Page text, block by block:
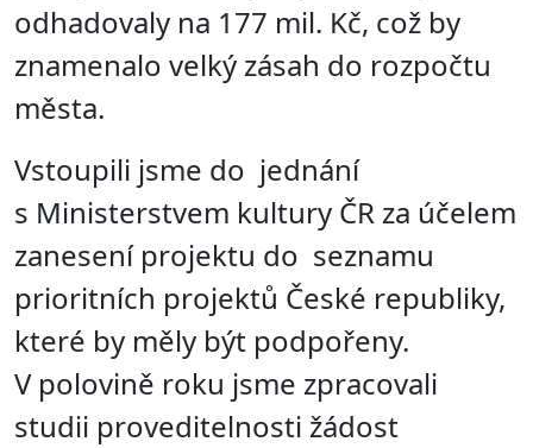
odhadovaly na 177 mil. Kč, což by
znamenalo velký zásah do rozpočtu
města.
Vstoupili jsme do jednání
s Ministerstvem kultury ČR za účelem
zanesení projektu do seznamu
prioritních projektů České republiky,
které by měly být podpořeny.
V polovině roku jsme zpracovali
studii proveditelnosti žádost